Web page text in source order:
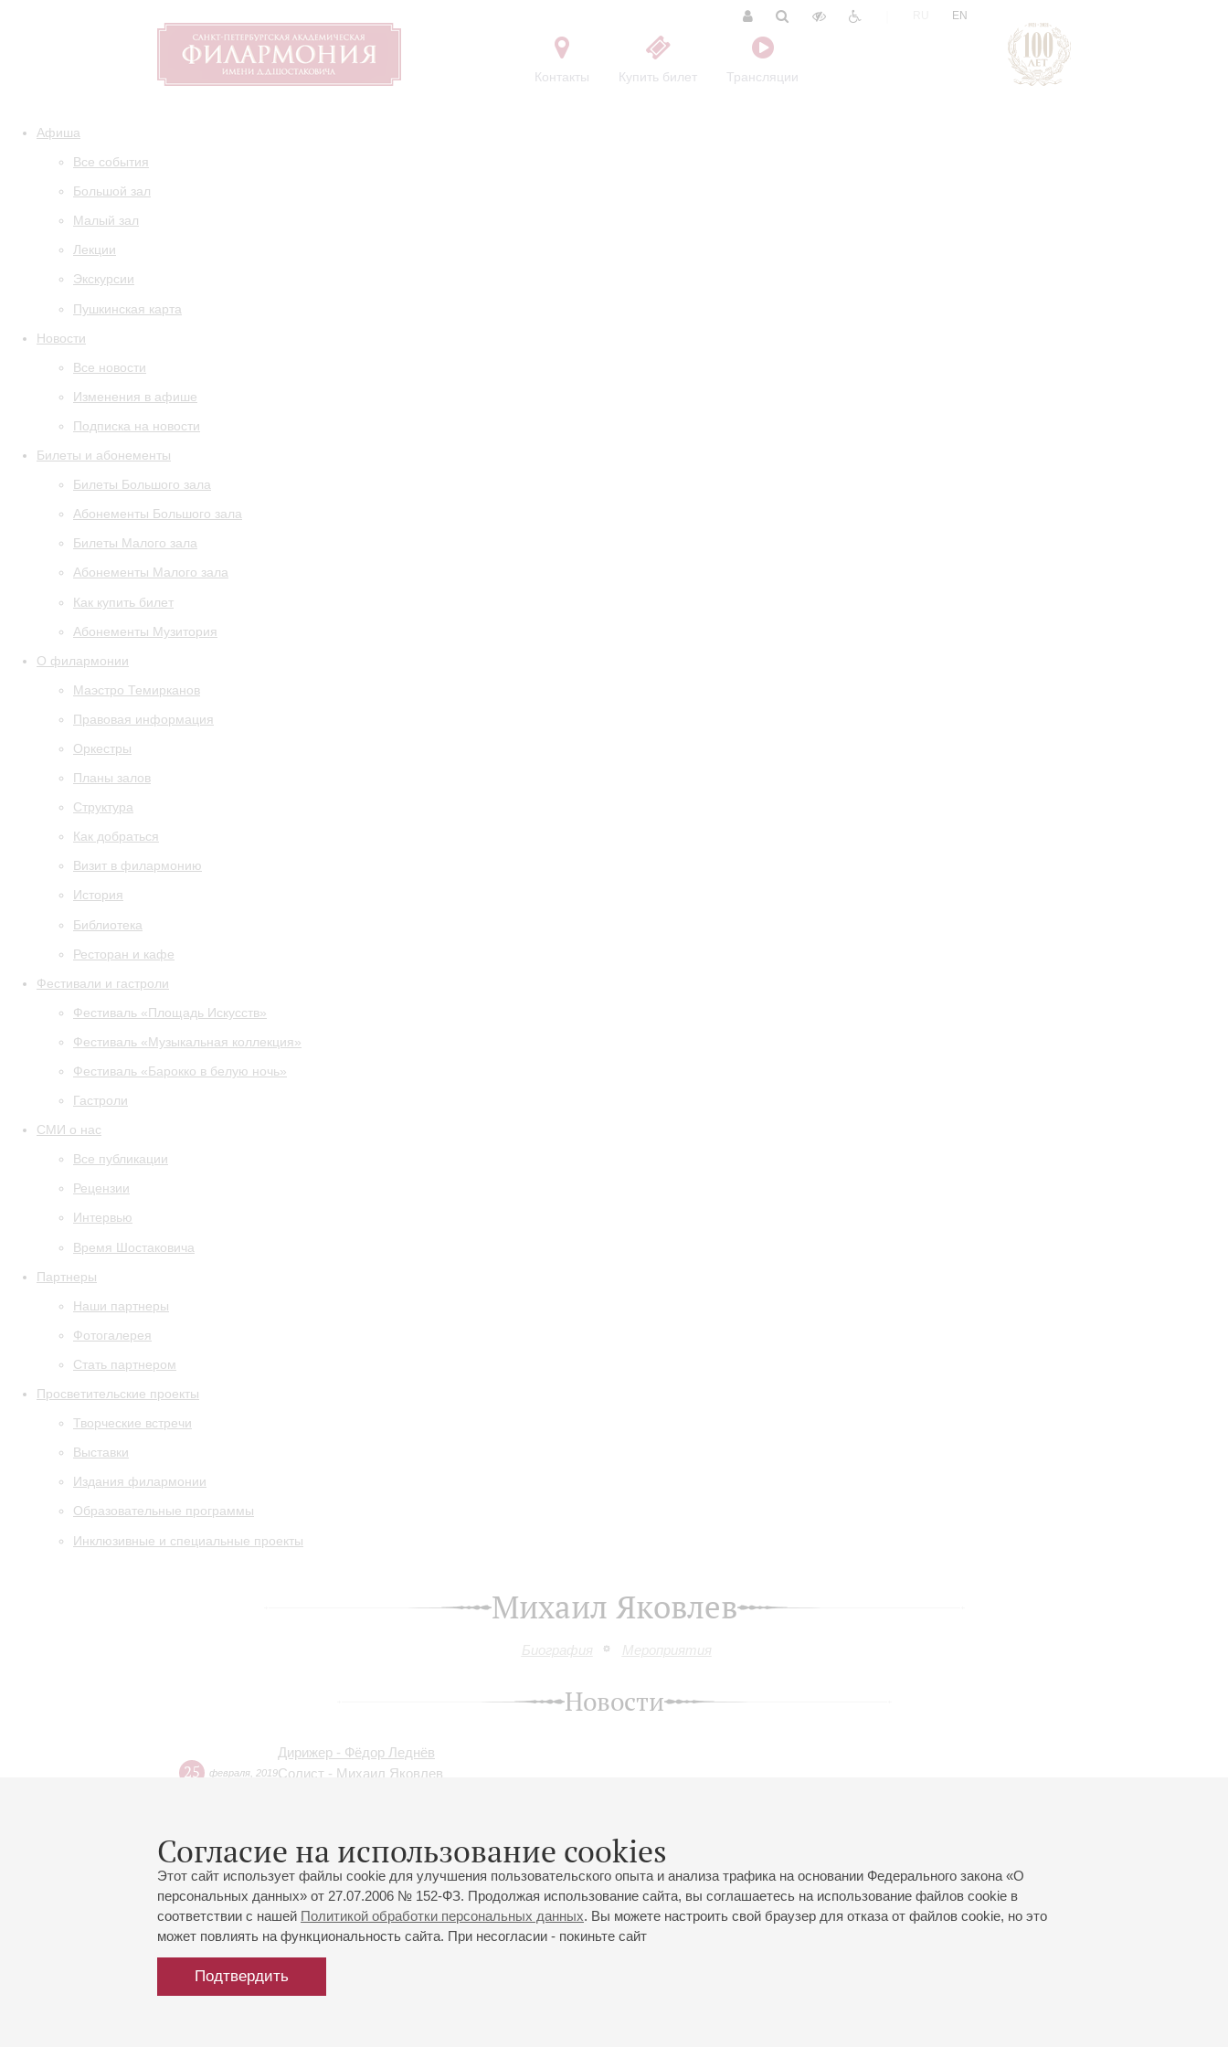
Контакты Купить билет Трансляции
EN
Афиша
Все события
Большой зал
Малый зал
Лекции
Экскурсии
Пушкинская карта
Новости
Все новости
Изменения в афише
Подписка на новости
Билеты и абонементы
Билеты Большого зала
Абонементы Большого зала
Билеты Малого зала
Абонементы Малого зала
Как купить билет
Абонементы Музитория
О филармонии
Маэстро Темирканов
Правовая информация
Оркестры
Планы залов
Структура
Как добраться
Визит в филармонию
История
Библиотека
Ресторан и кафе
Фестивали и гастроли
Фестиваль «Площадь Искусств»
Фестиваль «Музыкальная коллекция»
Фестиваль «Барокко в белую ночь»
Гастроли
СМИ о нас
Все публикации
Рецензии
Интервью
Время Шостаковича
Партнеры
Наши партнеры
Фотогалерея
Стать партнером
Просветительские проекты
Творческие встречи
Выставки
Издания филармонии
Образовательные программы
Инклюзивные и специальные проекты
Михаил Яковлев
Биография Мероприятия
Согласие на использование cookies
Этот сайт использует файлы cookie для улучшения пользовательского опыта и анализа трафика на основании Федерального закона «О
персональных данных» от 27.07.2006 № 152-ФЗ. Продолжая использование сайта, вы соглашаетесь на использование файлов cookie в
соответствии с нашей Политикой обработки персональных данных. Вы можете настроить свой браузер для отказа от файлов cookie, но это
может повлиять на функциональность сайта. При несогласии - покиньте сайт
Подтвердить
Новости
25 февраля 2019
Дирижер - Фёдор Леднёв
Солист - Михаил Яковлев
18 февраля,2019Скрипичный концерт Филипа Гласса прозвучит в Петербургской филармонии